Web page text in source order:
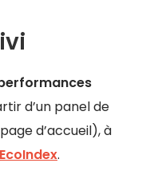
d’un panel de
d’accueil), à
EcoIndex.